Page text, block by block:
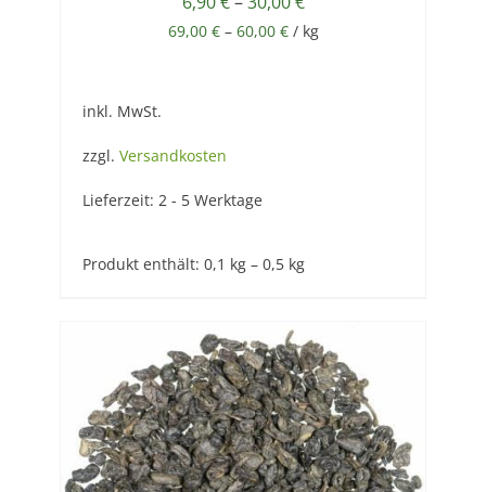
69,00 €– 60,00 €/ kg
inkl. MwSt.
zzgl. Versandkosten
Lieferzeit: 2 - 5 Werktage
Produkt enthält: 0,1 kg – 0,5 kg